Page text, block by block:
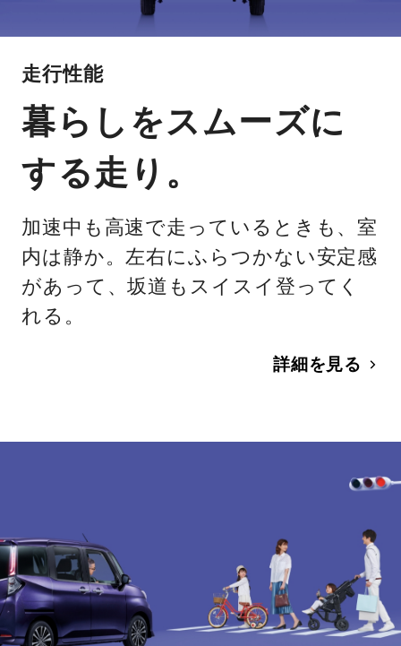
走行性能
暮らしをスムーズに
する走り。
加速中も高速で走っているときも、室
内は静か。左右にふらつかない安定感
があって、坂道もスイスイ登ってく
れる。
詳細を見る